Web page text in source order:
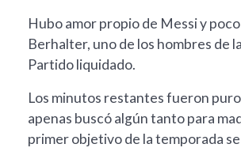
Hubo amor propio de Messi y
Berhalter, uno de los hombres de
Partido liquidado.
Los minutos restantes fueron
apenas buscó algún tanto para
primer objetivo de la temporada